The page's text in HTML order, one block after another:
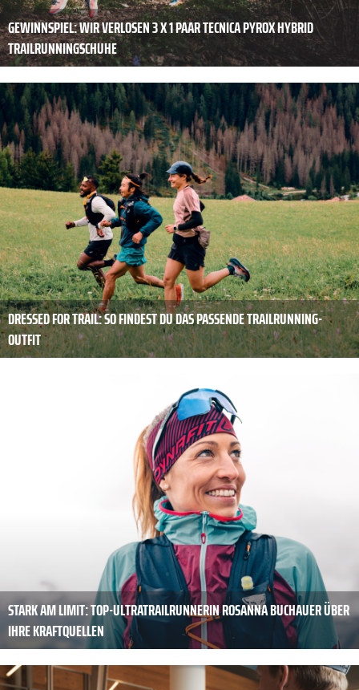
GEWINNSPIEL: WIR VERLOSEN 3 X 1 PAAR TECNICA PYROX HYBRID
TRAILRUNNINGSCHUHE
DRESSED FOR TRAIL: SO FINDEST DU DAS PASSENDE TRAILRUNNING-
OUTFIT
STARK AM LIMIT: TOP-ULTRATRAILRUNNERIN ROSANNA BUCHAUER ÜBER
IHRE KRAFTQUELLEN